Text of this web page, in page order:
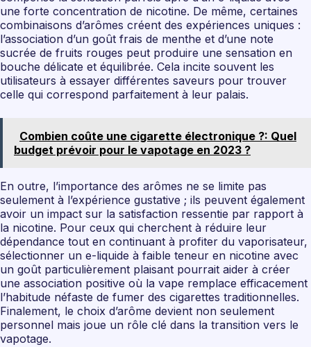
une forte concentration de nicotine. De même, certaines
combinaisons d’arômes créent des expériences uniques :
l’association d’un goût frais de menthe et d’une note
sucrée de fruits rouges peut produire une sensation en
bouche délicate et équilibrée. Cela incite souvent les
utilisateurs à essayer différentes saveurs pour trouver
celle qui correspond parfaitement à leur palais.
Combien coûte une cigarette électronique ?: Quel
budget prévoir pour le vapotage en 2023 ?
En outre, l’importance des arômes ne se limite pas
seulement à l’expérience gustative ; ils peuvent également
avoir un impact sur la satisfaction ressentie par rapport à
la nicotine. Pour ceux qui cherchent à réduire leur
dépendance tout en continuant à profiter du vaporisateur,
sélectionner un e-liquide à faible teneur en nicotine avec
un goût particulièrement plaisant pourrait aider à créer
une association positive où la vape remplace efficacement
l’habitude néfaste de fumer des cigarettes traditionnelles.
Finalement, le choix d’arôme devient non seulement
personnel mais joue un rôle clé dans la transition vers le
vapotage.